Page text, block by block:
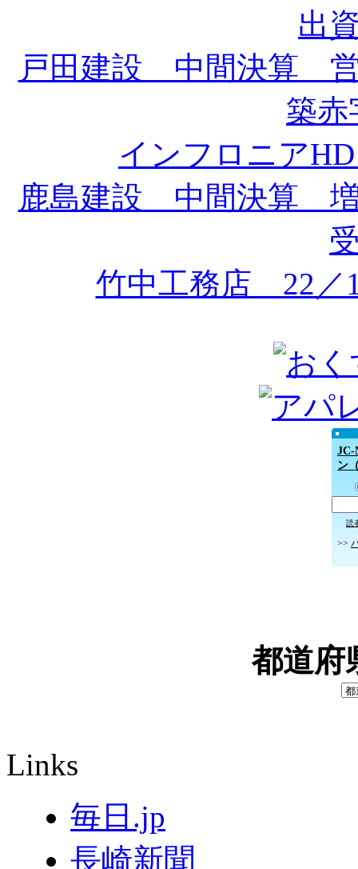
出
戸田建設 中間決算
築
インフロニア
鹿島建設 中間決算
竹中工務店 22／
JC-
ン
読
>>
都道府
Links
毎日.jp
長崎新聞